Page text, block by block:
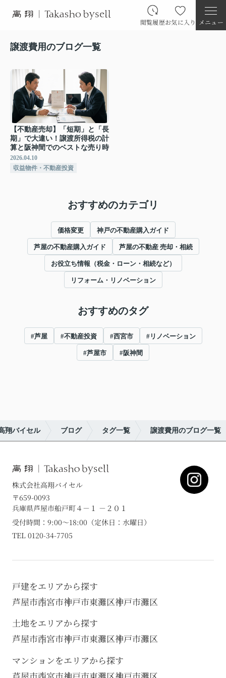
閲覧履歴お気に入り メニュー
譲渡費用のブログ一覧
【不動産売却】「短期」と「長
期」で大違い！譲渡所得税の計
算と阪神間でのベストな売り時
2026.04.10
収益物件・不動産投資
おすすめのカテゴリ
価格変更 神戸の不動産購入ガイド
芦屋の不動産購入ガイド 芦屋の不動産 売却・相続
お役立ち情報（税金・ローン・相続など）
リフォーム・リノベーション
おすすめのタグ
#芦屋 #不動産投資 #西宮市 #リノベーション
#芦屋市 #阪神間
翔バイセル ブログ タグ一覧 譲渡費用のブログ一覧
株式会社高翔バイセル
〒659-0093
兵庫県芦屋市船戸町４－１ －２０１
受付時間：9:00～18:00（定休日：水曜日）
TEL 0120-34-7705
戸建をエリアから探す
芦屋市西宮市神戸市東灘区神戸市灘区
土地をエリアから探す
芦屋市西宮市神戸市東灘区神戸市灘区
マンションをエリアから探す